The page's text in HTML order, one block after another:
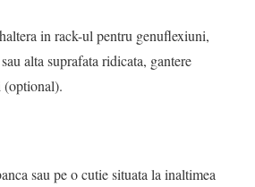
haltera in rack-ul pentru genuflexiuni,
alta suprafata ridicata, gantere
sau pe o cutie situata la inaltimea